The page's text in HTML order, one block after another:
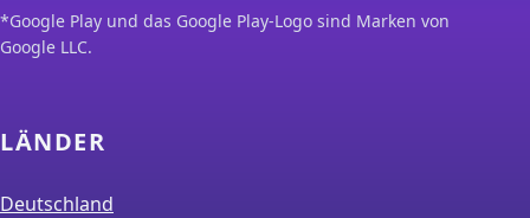
*Google Play und das Google Play-Logo sind Marken von
Google LLC.
LÄNDER
Deutschland